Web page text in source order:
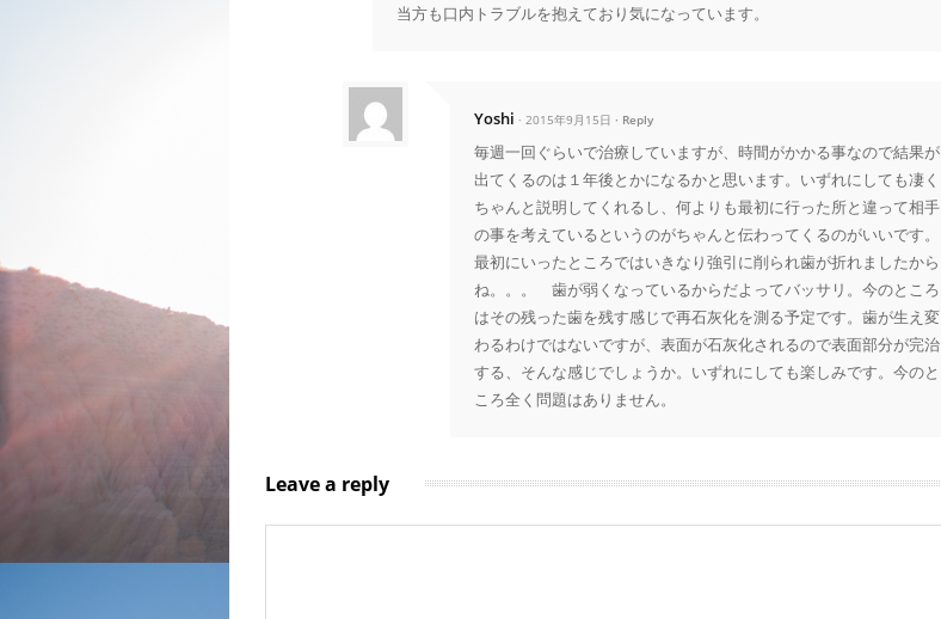
当方も口内トラブルを抱えており気になっています。
Yoshi · 2015年9月15日 Reply
毎週一回ぐらいで治療していますが、時間がかかる事なので結果が
出てくるのは１年後とかになるかと思います。いずれにしても凄く
ちゃんと説明してくれるし、何よりも最初に行った所と違って相手
の事を考えているというのがちゃんと伝わってくるのがいいです。
最初にいったところではいきなり強引に削られ歯が折れましたから
ね。。。 歯が弱くなっているからだよってバッサリ。今のところ
はその残った歯を残す感じで再石灰化を測る予定です。歯が生え変
わるわけではないですが、表面が石灰化されるので表面部分が完治
する、そんな感じでしょうか。いずれにしても楽しみです。今のと
ころ全く問題はありません。
Leave a reply